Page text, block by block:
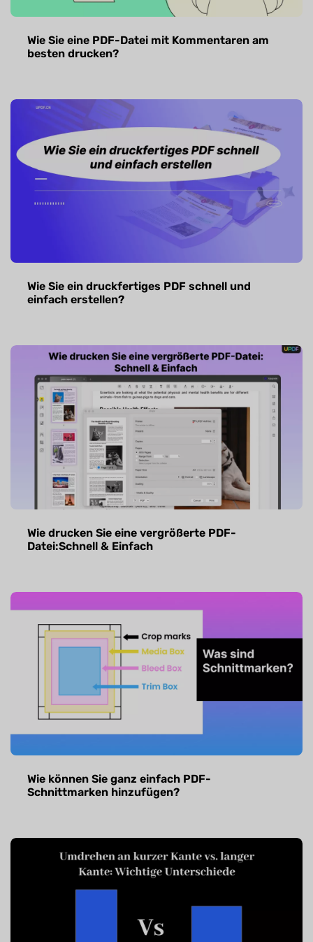
Wie Sie eine PDF-Datei mit Kommentaren am
besten drucken?
Wie Sie ein druckfertiges PDF schnell und
einfach erstellen?
Wie drucken Sie eine vergrößerte PDF-
Datei:Schnell & Einfach
Wie können Sie ganz einfach PDF-
Schnittmarken hinzufügen?